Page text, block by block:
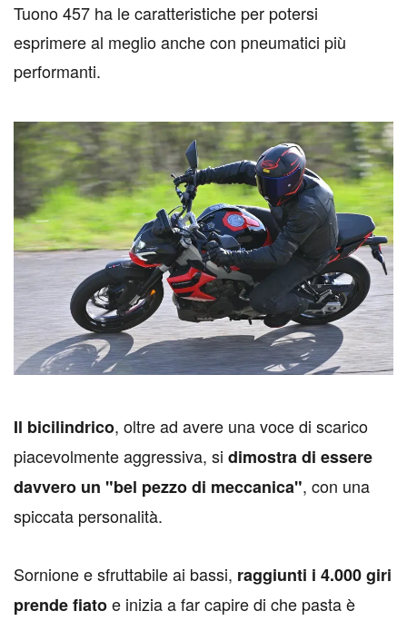
Tuono 457 ha le caratteristiche per potersi
esprimere al meglio anche con pneumatici più
performanti.
Il bicilindrico, oltre ad avere una voce di scarico
piacevolmente aggressiva, si dimostra di essere
davvero un "bel pezzo di meccanica", con una
spiccata personalità.
Sornione e sfruttabile ai bassi, raggiunti i 4.000 giri
prende fiatoe inizia a far capire di che pasta è